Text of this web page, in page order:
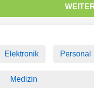
Elektronik Personal
Medizin